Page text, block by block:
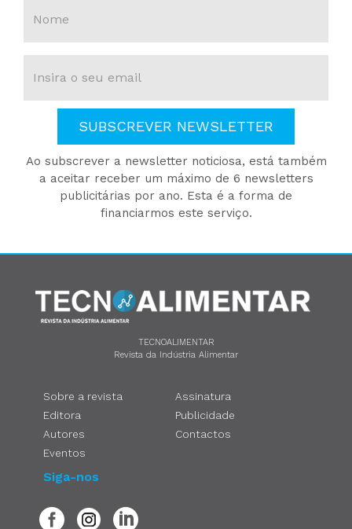
SUBSCREVER NEWSLETTER
Ao subscrever a newsletter noticiosa, está também
a aceitar receber um máximo de 6 newsletters
publicitárias por ano. Esta é a forma de
financiarmos este serviço.
TECNOALIMENTAR
Revista da Indústria Alimentar
Sobre a revista
Editora
Autores
Eventos
Assinatura
Publicidade
Contactos
Siga-nos